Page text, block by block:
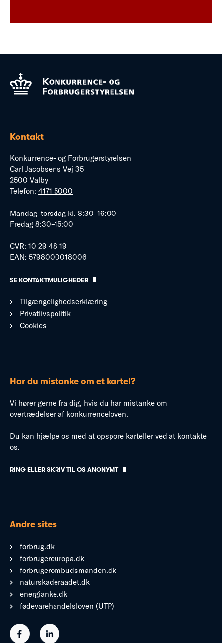
Kontakt
Konkurrence- og Forbrugerstyrelsen
Carl Jacobsens Vej 35
2500 Valby
Telefon: 4171 5000
Mandag–torsdag kl. 8:30–16:00
Fredag 8:30–15:00
CVR: 10 29 48 19
EAN: 5798000018006
SE KONTAKTMULIGHEDER
Tilgængelighedserklæring
Privatlivspolitik
Cookies
Har du mistanke om et kartel?
Vi hører gerne fra dig, hvis du har mistanke om
overtrædelser af konkurrenceloven.
Du kan hjælpe os med at opspore karteller ved at kontakte
os.
RING ELLER SKRIV TIL OS ANONYMT
Andre sites
forbrug.dk
forbrugereuropa.dk
forbrugerombudsmanden.dk
naturskaderaadet.dk
energianke.dk
fødevarehandelsloven (UTP)